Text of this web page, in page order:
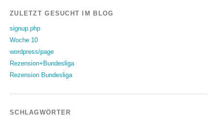
ZULETZT GESUCHT IM BLOG
signup.php
Woche 10
wordpress/page
Rezension+Bundesliga
Rezension Bundesliga
SCHLAGWÖRTER